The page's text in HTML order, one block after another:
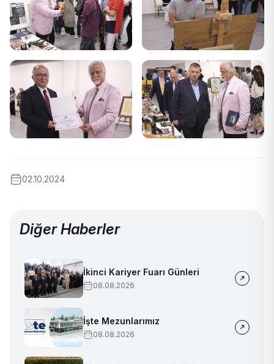
02.10.2024
Diğer Haberler
İkinci Kariyer Fuarı Günleri
08.08.2026
İşte Mezunlarımız
08.08.2026